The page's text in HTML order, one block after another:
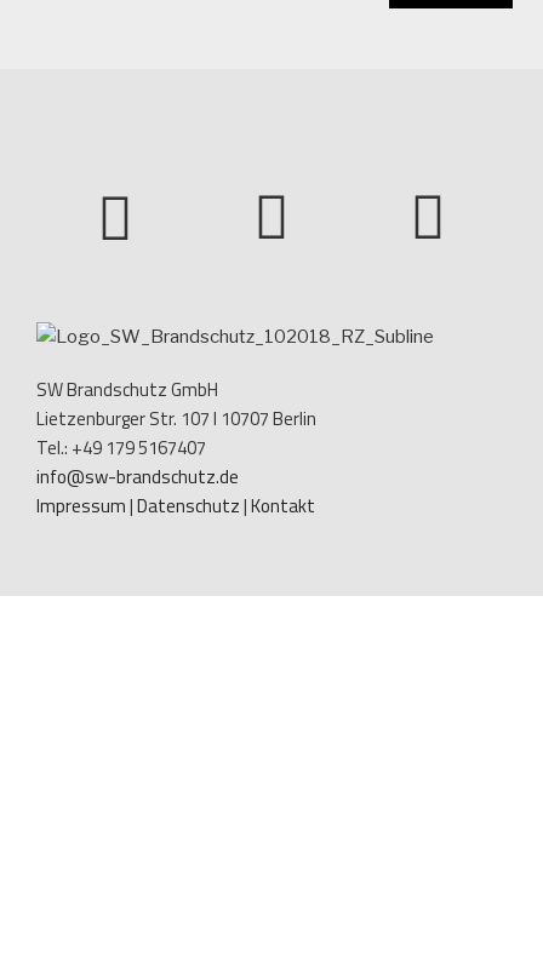
SW Brandschutz GmbH
Lietzenburger Str. 107 I 10707 Berlin
Tel.: +49 179 5167407
info@sw-brandschutz.de
Impressum|Datenschutz|Kontakt